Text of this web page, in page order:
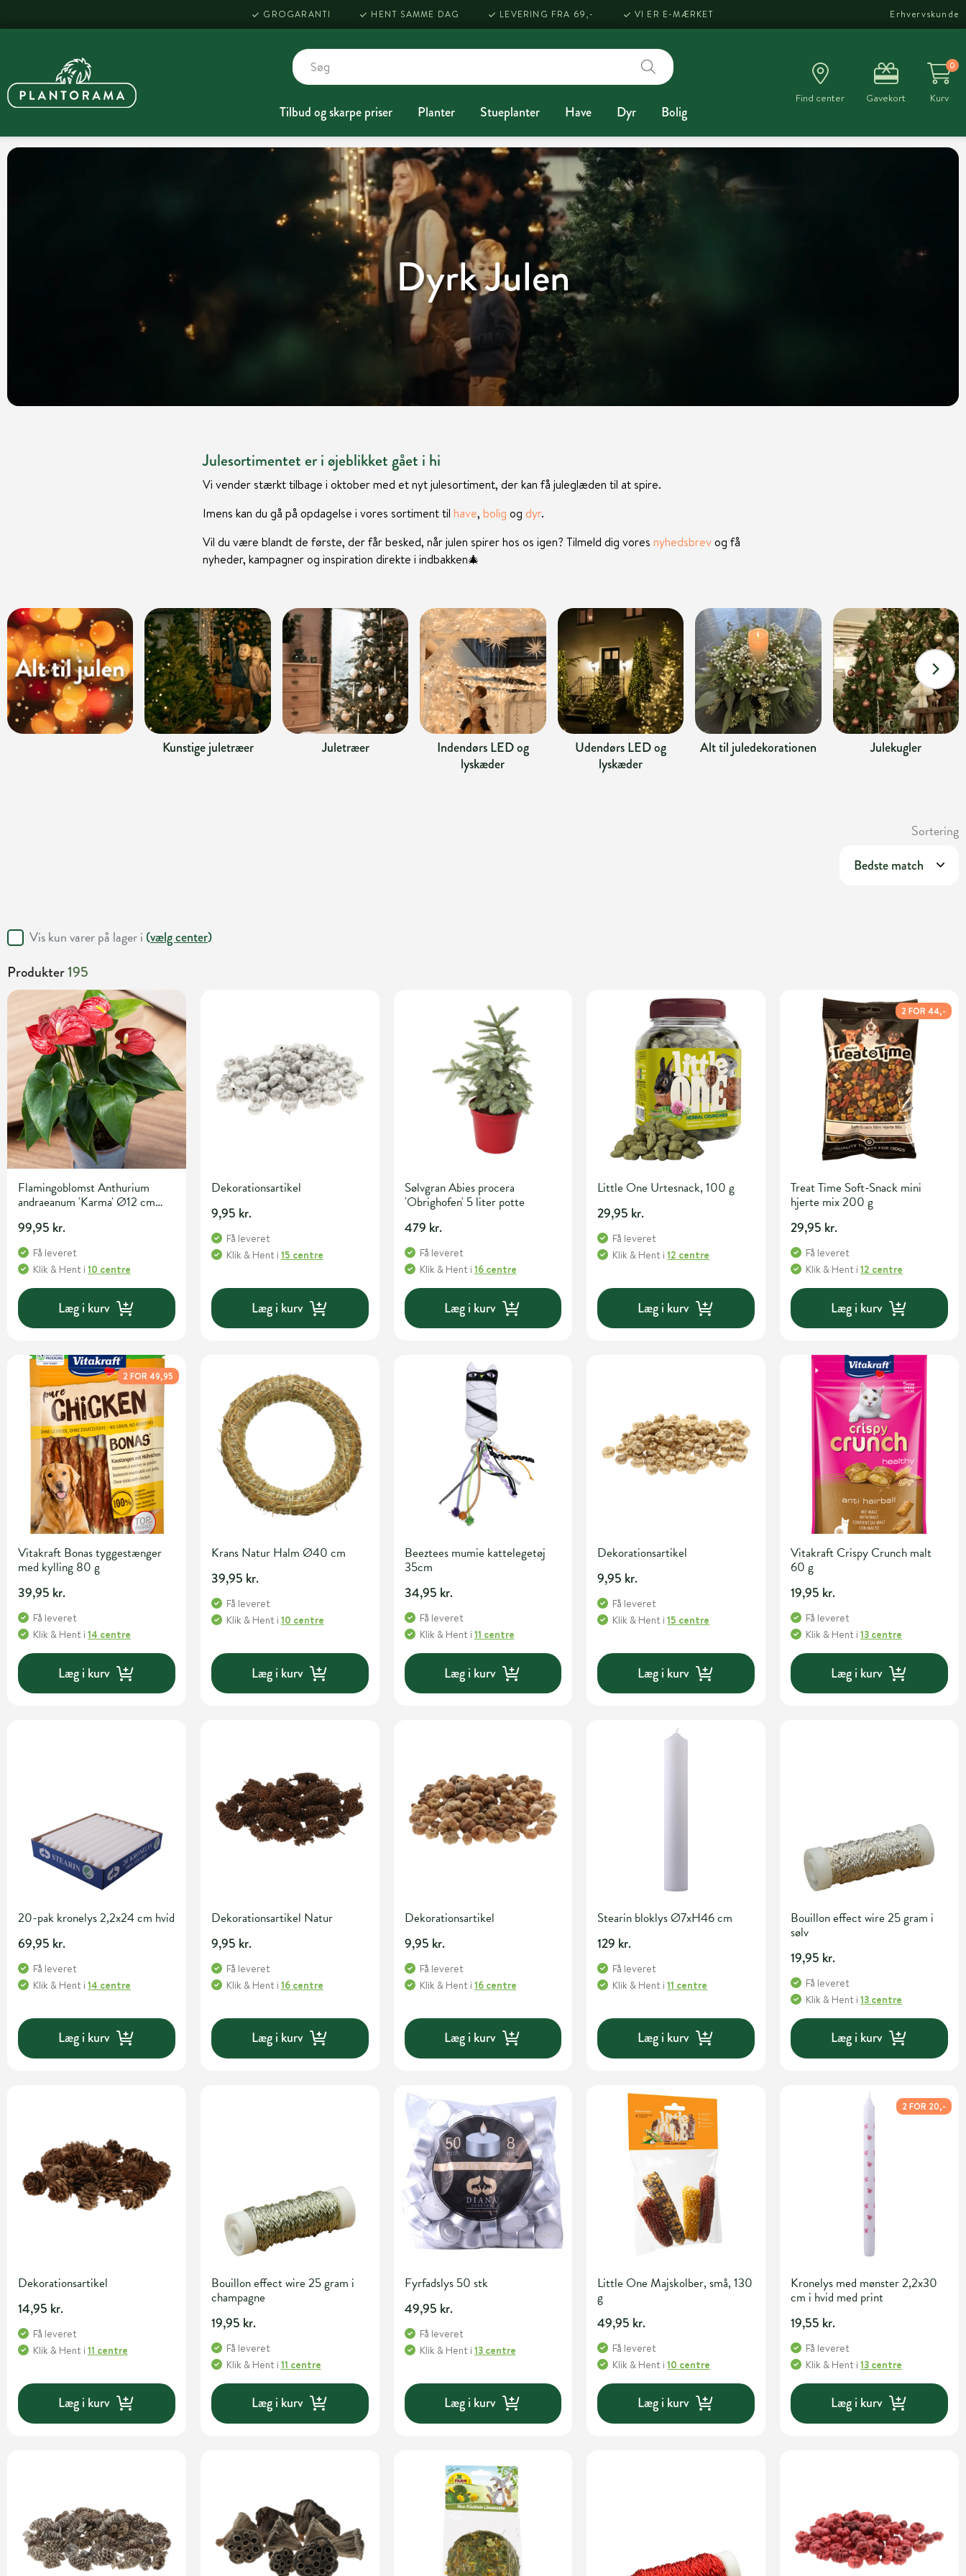
GROGARANTI HENT SAMME DAG LEVERING FRA 69,- VI ER E-MÆRKET Erhvervskunde
Tilbud og skarpe priser Planter Stueplanter Have Dyr Bolig
Find center Gavekort
0
Kurv
Dyrk Julen
Julesortimentet er i øjeblikket gået i hi
Vi vender stærkt tilbage i oktober med et nyt julesortiment, der kan få juleglæden til at spire.
Imens kan du gå på opdagelse i vores sortiment til have, bolig og dyr.
Vil du være blandt de første, der får besked, når julen spirer hos os igen? Tilmeld dig vores nyhedsbrevog få
nyheder, kampagner og inspiration direkte i indbakken🎄
Kunstige juletræer Juletræer
Indendørs LED og
lyskæder
Udendørs LED og
lyskæder
Alt til juledekorationen Julekugler
Sortering
Vis kun varer på lager i (vælg center)
Produkter195
Flamingoblomst Anthurium
andraeanum 'Karma' Ø12 cm
99,95 kr.
Få leveret
Klik & Hent i 10 centre
Læg i kurv
Dekorationsartikel
9,95 kr.
Få leveret
Klik & Hent i 15 centre
Læg i kurv
Sølvgran Abies procera
'Obrighofen' 5 liter potte
479 kr.
Få leveret
Klik & Hent i 16 centre
Læg i kurv
Little One Urtesnack, 100 g
29,95 kr.
Få leveret
Klik & Hent i12 centre
Læg i kurv
2 FOR 44,-
Treat Time Soft-Snack mini
hjerte mix 200 g
29,95 kr.
Få leveret
Klik & Hent i12 centre
Læg i kurv
2 FOR 49,95
Vitakraft Bonas tyggestænger
med kylling 80 g
39,95 kr.
Få leveret
Klik & Hent i 14 centre
Læg i kurv
Krans Natur Halm Ø40 cm
39,95 kr.
Få leveret
Klik & Hent i 10 centre
Læg i kurv
Beeztees mumie kattelegetøj
35cm
34,95 kr.
Få leveret
Klik & Hent i 11 centre
Læg i kurv
Dekorationsartikel
9,95 kr.
Få leveret
Klik & Hent i15 centre
Læg i kurv
Vitakraft Crispy Crunch malt
60 g
19,95 kr.
Få leveret
Klik & Hent i13 centre
Læg i kurv
20-pak kronelys 2,2x24 cm hvid
69,95 kr.
Få leveret
Klik & Hent i 14 centre
Læg i kurv
Dekorationsartikel Natur
9,95 kr.
Få leveret
Klik & Hent i 16 centre
Læg i kurv
Dekorationsartikel
9,95 kr.
Få leveret
Klik & Hent i 16 centre
Læg i kurv
Stearin bloklys Ø7xH46 cm
129 kr.
Få leveret
Klik & Hent i11 centre
Læg i kurv
Bouillon effect wire 25 gram i
sølv
19,95 kr.
Få leveret
Klik & Hent i13 centre
Læg i kurv
Dekorationsartikel
14,95 kr.
Få leveret
Klik & Hent i 11 centre
Læg i kurv
Bouillon effect wire 25 gram i
champagne
19,95 kr.
Få leveret
Klik & Hent i 11 centre
Læg i kurv
Fyrfadslys 50 stk
49,95 kr.
Få leveret
Klik & Hent i 13 centre
Læg i kurv
Little One Majskolber, små, 130
g
49,95 kr.
Få leveret
Klik & Hent i10 centre
Læg i kurv
2 FOR 20,-
Kronelys med mønster 2,2x30
cm i hvid med print
19,55 kr.
Få leveret
Klik & Hent i13 centre
Læg i kurv